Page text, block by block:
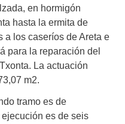
en hormigón
hasta la ermita de
a los caseríos de Areta e
para la reparación del
La actuación
m2.
tramo es de
es de seis